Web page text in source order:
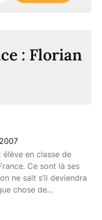
: Florian
élève en classe de
Ce sont là ses
ne sait s’il deviendra
chose de…